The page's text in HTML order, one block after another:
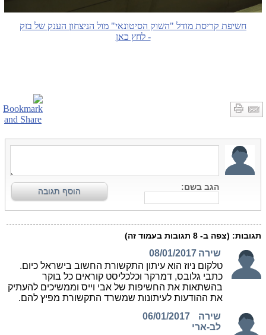
חשיפת קריסת מודל "השוק הסיטונאי" מול הניצחון הענק של בזק
- לחץ כאן